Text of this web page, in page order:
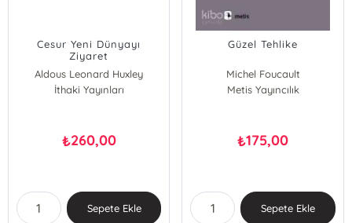
Cesur Yeni Dünyayı
Ziyaret
Aldous Leonard Huxley
İthaki Yayınları
₺260,00
Sepete Ekle
Güzel Tehlike
Michel Foucault
Metis Yayıncılık
₺175,00
Sepete Ekle